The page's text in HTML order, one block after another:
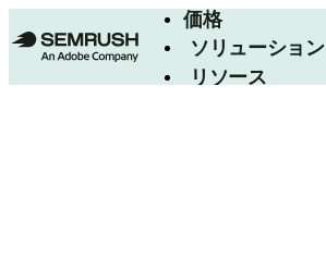
価格
ソリューション
リソース